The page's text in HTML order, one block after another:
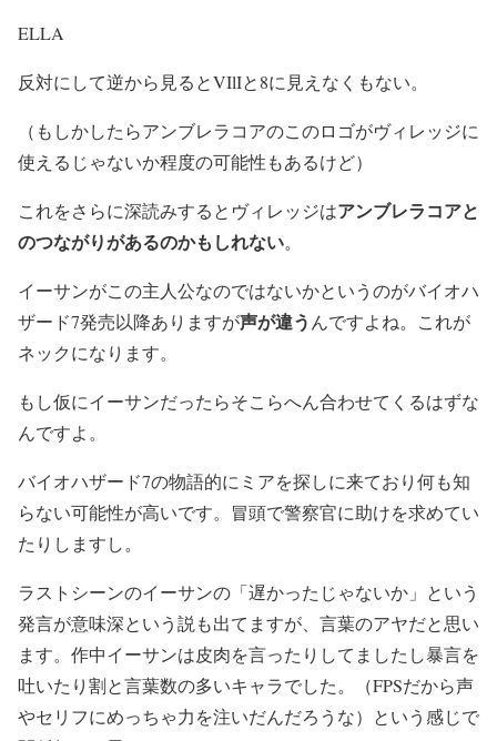
ELLA
反対にして逆から見るとVIlIと8に見えなくもない。
（もしかしたらアンブレラコアのこのロゴがヴィレッジに
使えるじゃないか程度の可能性もあるけど）
これをさらに深読みするとヴィレッジはアンブレラコアと
のつながりがあるのかもしれない。
イーサンがこの主人公なのではないかというのがバイオハ
ザード7発売以降ありますが声が違う んですよね。これが
ネックになります。
もし仮にイーサンだったらそこらへん合わせてくるはずな
んですよ。
バイオハザード7の物語的にミアを探しに来ており何も知
らない可能性が高いです。冒頭で警察官に助けを求めてい
たりしますし。
ラストシーンのイーサンの「遅かったじゃないか」という
発言が意味深という説も出てますが、言葉のアヤだと思い
ます。作中イーサンは皮肉を言ったりしてましたし暴言を
吐いたり割と言葉数の多いキャラでした。（FPSだから声
やセリフにめっちゃ力を注いだんだろうな）という感じで